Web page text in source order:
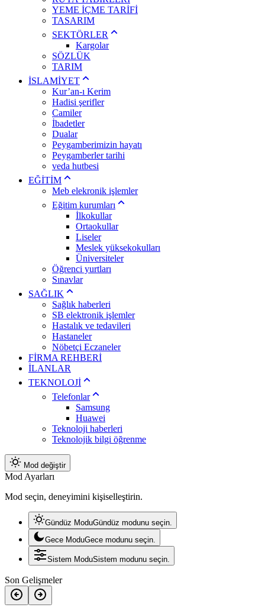
YEME İÇME TARİFİ
TASARIM
SEKTÖRLER
Kargolar
SÖZLÜK
TARIM
İSLAMİYET
Kur’an-ı Kerim
Hadisi şerifler
Camiler
İbadetler
Dualar
Peygamberimizin hayatı
Peygamberler tarihi
veda hutbesi
EĞİTİM
Meb elekronik işlemler
Eğitim kurumları
İlkokullar
Ortaokullar
Liseler
Meslek yüksekokulları
Üniversiteler
Öğrenci yurtları
Sınavlar
SAĞLIK
Sağlık haberleri
SB elektronik işlemler
Hastalık ve tedavileri
Hastaneler
Nöbetçi Eczaneler
FİRMA REHBERİ
İLANLAR
TEKNOLOJİ
Telefonlar
Samsung
Huawei
Teknoloji haberleri
Teknolojik bilgi öğrenme
Mod değiştir
Mod Ayarları
Mod seçin, deneyimini kişiselleştirin.
Gündüz ModuGündüz modunu seçin.
Gece ModuGece modunu seçin.
Sistem ModuSistem modunu seçin.
Son Gelişmeler